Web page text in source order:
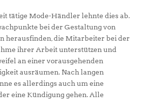
tätige Mode-Händler lehnte dies ab.
bei der Gestaltung von
herausfinden, die Mitarbeiter bei der
ihrer Arbeit unterstützen und
an einer vorausgehenden
ausräumen. Nach langen
es allerdings auch um eine
eine Kündigung gehen. Alle